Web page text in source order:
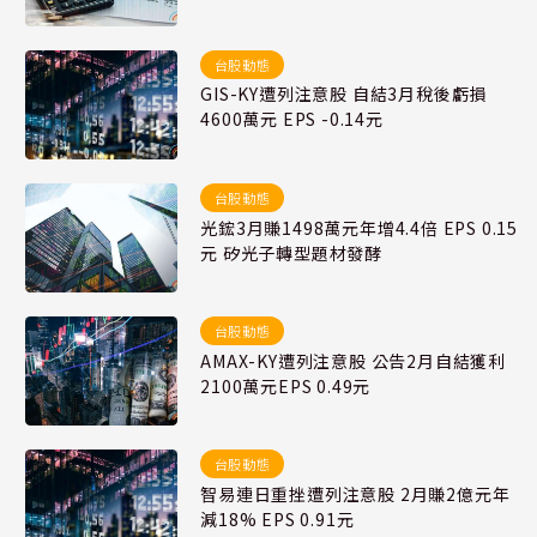
台股動態
GIS-KY遭列注意股 自結3月稅後虧損
4600萬元 EPS -0.14元
台股動態
光鋐3月賺1498萬元年增4.4倍 EPS 0.15
元 矽光子轉型題材發酵
台股動態
AMAX-KY遭列注意股 公告2月自結獲利
2100萬元EPS 0.49元
台股動態
智易連日重挫遭列注意股 2月賺2億元年
減18% EPS 0.91元